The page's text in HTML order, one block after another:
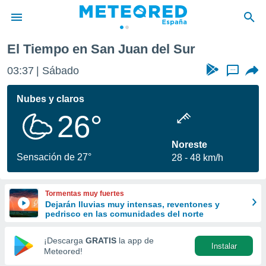
de
por
se
calidad.
a este
las
y
forma
digital
basada
El Tiempo en San Juan del Sur
03:37 Sábado ...
Nubes y claros
26°
Sensación de 27°
Noreste
28
48 km/h
Tormentas muy fuertes
Dejarán lluvias muy intensas, reventones y
pedrisco en las comunidades del norte
¡Descarga GRATIS la app de
Meteored!
Instalar